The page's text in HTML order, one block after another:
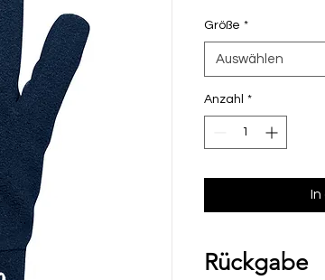
Größe *
Auswählen
Anzahl *
Rückgabe